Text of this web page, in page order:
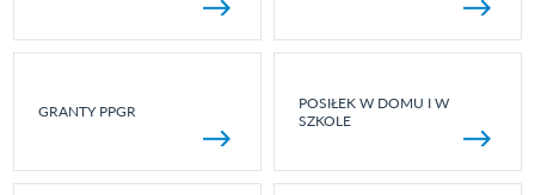
GRANTY PPGR
POSIŁEK W DOMU I W
SZKOLE